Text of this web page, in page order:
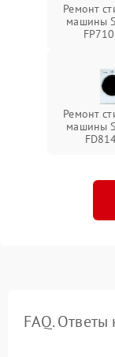
Ремонт
машины
Ремонт
машины
FAQ.